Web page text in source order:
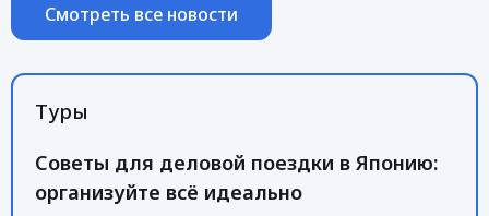
Смотреть все новости
Туры
Советы для деловой поездки в Японию:
организуйте всё идеально